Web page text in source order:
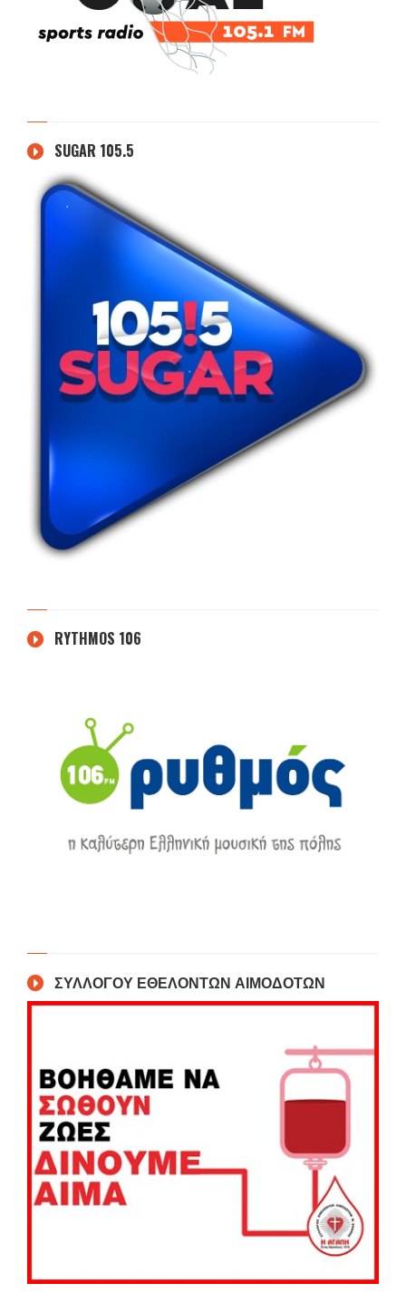
SUGAR 105.5
RYTHMOS 106
ΣΥΛΛΟΓΟΥ ΕΘΕΛΟΝΤΩΝ ΑΙΜΟΔΟΤΩΝ